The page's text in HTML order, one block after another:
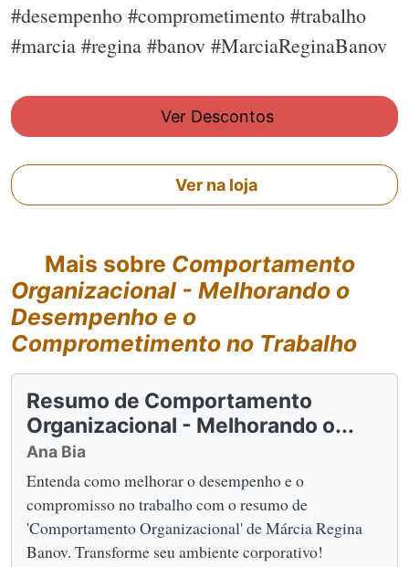
#desempenho #comprometimento #trabalho
#marcia #regina #banov #MarciaReginaBanov
Ver Descontos
Ver na loja
Mais sobre Comportamento
Organizacional - Melhorando o
Desempenho e o
Comprometimento no Trabalho
Resumo de Comportamento
Organizacional - Melhorando o...
Ana Bia
Entenda como melhorar o desempenho e o
compromisso no trabalho com o resumo de
'Comportamento Organizacional' de Márcia Regina
Banov. Transforme seu ambiente corporativo!